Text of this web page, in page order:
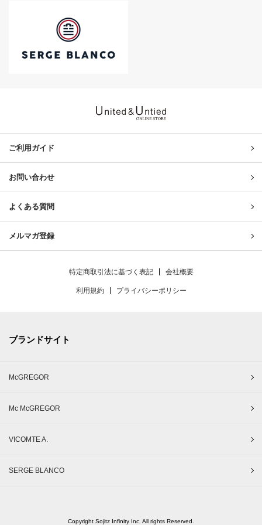
ご利用ガイド
お問い合わせ
よくある質問
メルマガ登録
特定商取引法に基づく表記 会社概要
利用規約 プライバシーポリシー
ブランドサイト
McGREGOR
Mc McGREGOR
VICOMTE A.
SERGE BLANCO
Copyright Sojitz Infinity Inc. All rights Reserved.